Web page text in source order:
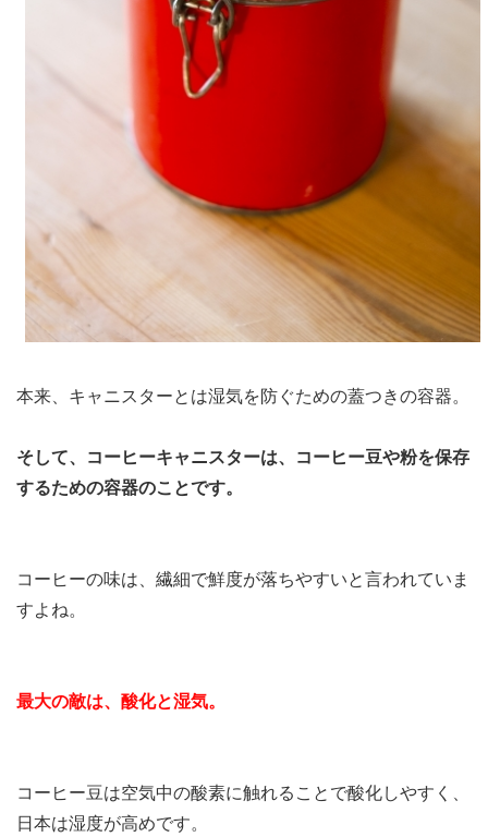
本来、キャニスターとは湿気を防ぐための蓋つきの容器。
そして、コーヒーキャニスターは、コーヒー豆や粉を保存
するための容器のことです。
コーヒーの味は、繊細で鮮度が落ちやすいと言われていま
すよね。
最大の敵は、酸化と湿気。
コーヒー豆は空気中の酸素に触れることで酸化しやすく、
日本は湿度が高めです。